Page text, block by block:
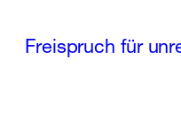
Freispruch für